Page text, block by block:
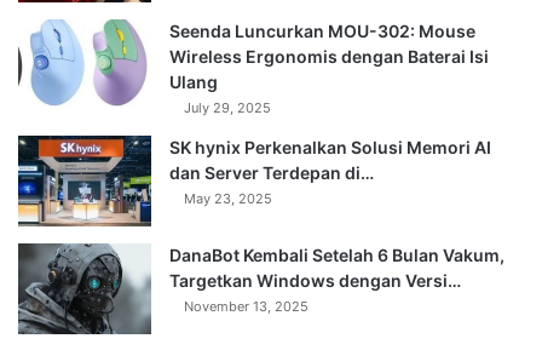
Seenda Luncurkan MOU-302: Mouse
Wireless Ergonomis dengan Baterai Isi
Ulang
July 29, 2025
SK hynix Perkenalkan Solusi Memori AI
dan Server Terdepan di…
May 23, 2025
DanaBot Kembali Setelah 6 Bulan Vakum,
Targetkan Windows dengan Versi…
November 13, 2025